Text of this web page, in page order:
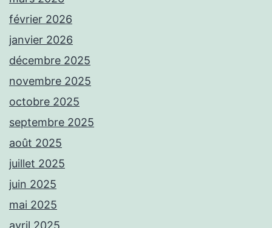
février 2026
janvier 2026
décembre 2025
novembre 2025
octobre 2025
septembre 2025
août 2025
juillet 2025
juin 2025
mai 2025
avril 2025